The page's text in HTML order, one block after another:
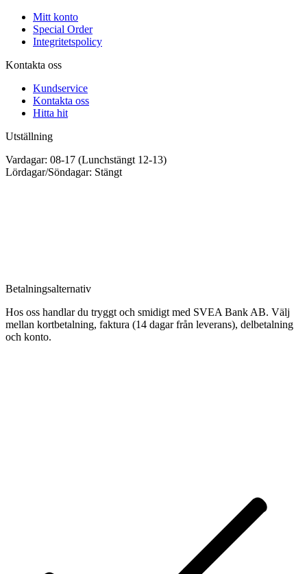
Mitt konto
Special Order
Integritetspolicy
Kontakta oss
Kundservice
Kontakta oss
Hitta hit
Utställning
Vardagar: 08-17 (Lunchstängt 12-13)
Lördagar/Söndagar: Stängt
Betalningsalternativ
Hos oss handlar du tryggt och smidigt med SVEA Bank AB. Välj
mellan kortbetalning, faktura (14 dagar från leverans), delbetalning
och konto.